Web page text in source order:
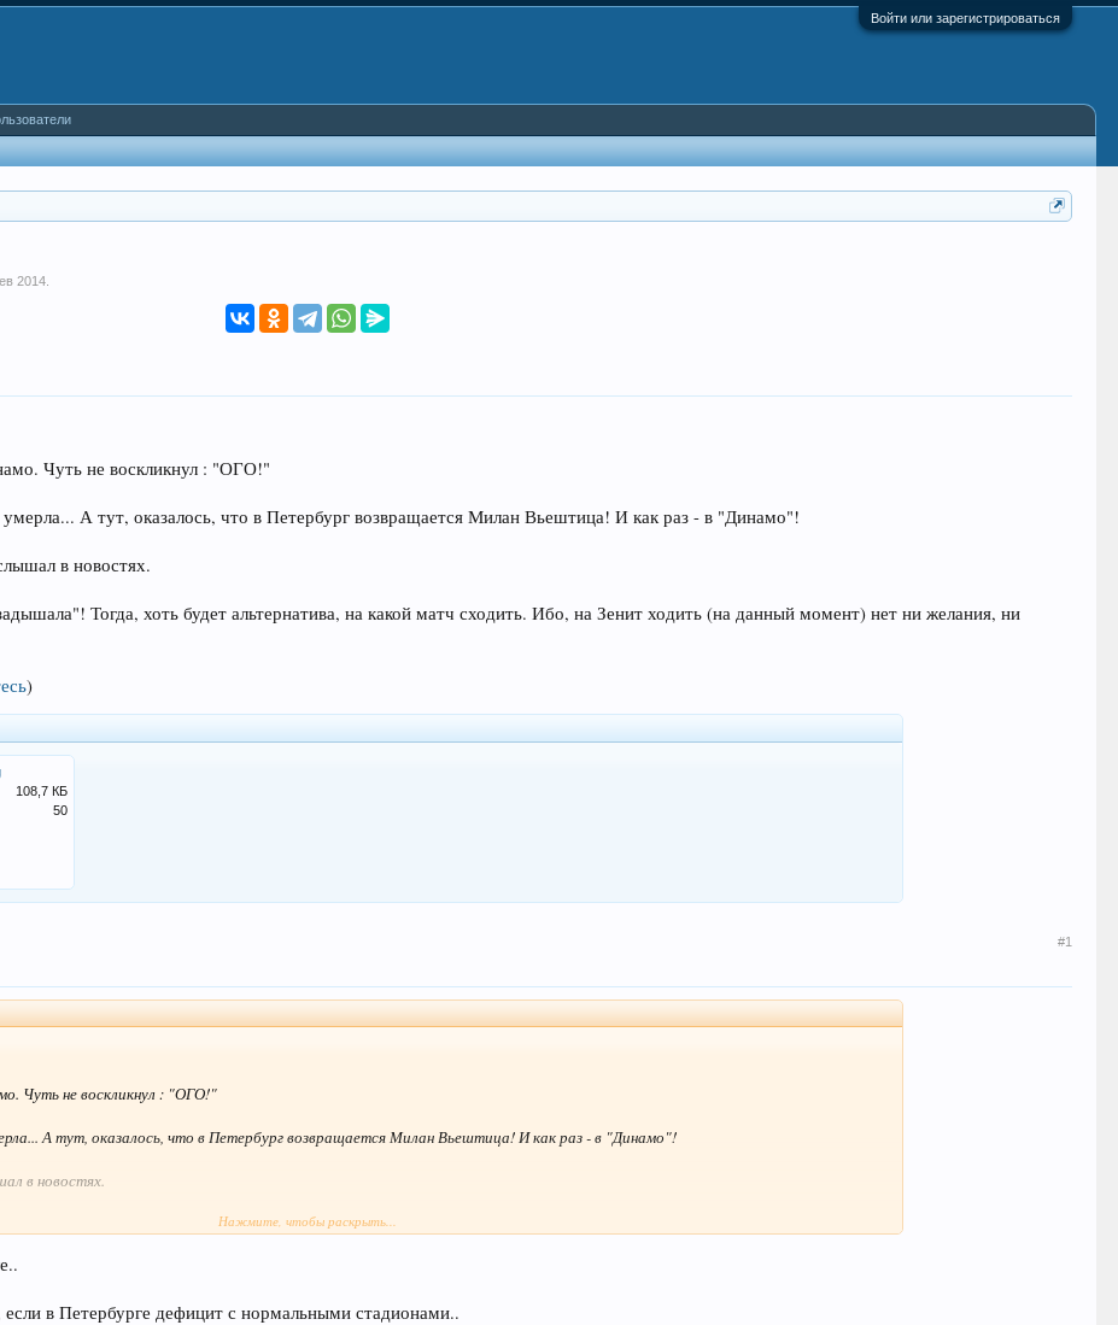
Войти или зарегистрироваться
2014
Чуть не воскликнул : "ОГО!"
А тут, оказалось, что в Петербург возвращается Милан Вьештица! И как раз - в "Динамо"!
в новостях.
Тогда, хоть будет альтернатива, на какой матч сходить. Ибо, на Зенит ходить (на данный момент) нет ни желания, ни
)
108,7 КБ
50
#1
Чуть не воскликнул : "ОГО!"
А тут, оказалось, что в Петербург возвращается Милан Вьештица! И как раз - в "Динамо"!
в новостях.
Тогда, хоть будет альтернатива, на какой матч сходить. Ибо, на Зенит ходить (на данный момент) нет ни желания, ни
Нажмите, чтобы раскрыть...
в Петербурге дефицит с нормальными стадионами..